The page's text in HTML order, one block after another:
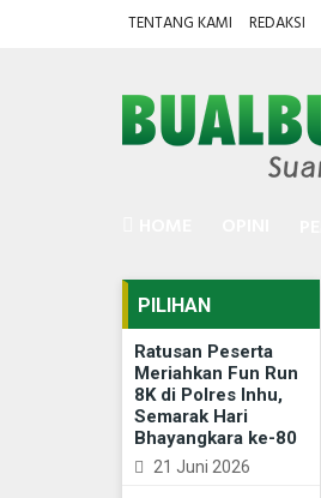
TENTANG KAMI REDAKSI
PILIHAN
Ratusan Peserta
Meriahkan Fun Run
8K di Polres Inhu,
Semarak Hari
Bhayangkara ke-80
21 Juni 2026